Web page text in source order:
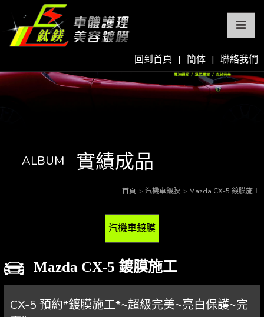
回到首頁 | 簡体 | 聯絡我們
ALBUM 實績成品
首頁 汽機車鍍膜 Mazda CX-5 鍍膜施工
汽機車鍍膜
Mazda CX-5 鍍膜施工
CX-5 預約*鍍膜施工*~超級完美~亮白保護~完